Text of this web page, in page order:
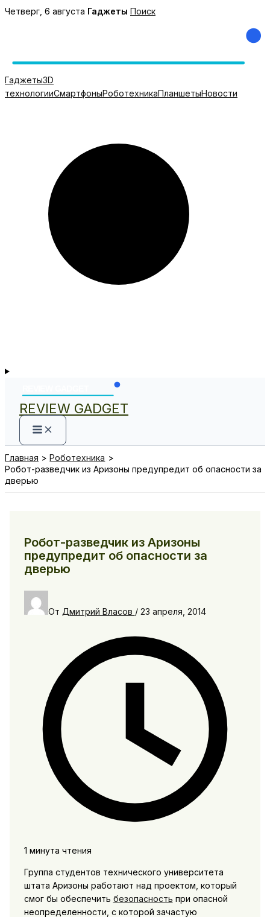
Перейти
Четверг, 6 августа Гаджеты Поиск
Гаджеты3D
технологииСмартфоныРоботехникаПланшетыНовости
REVIEW GADGET
Главная
Роботехника
Робот-разведчик из Аризоны предупредит об опасности за
дверью
Робот-разведчик из Аризоны
предупредит об опасности за
дверью
От Дмитрий Власов / 23 апреля, 2014
1 минута чтения
Группа студентов технического университета
штата Аризоны работают над проектом, который
смог бы обеспечить безопасность при опасной
неопределенности, с которой зачастую